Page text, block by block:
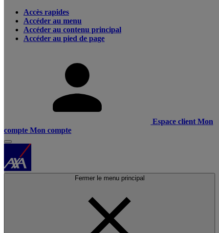
Accès rapides
Accéder au menu
Accéder au contenu principal
Accéder au pied de page
Espace client Mon
compte Mon compte
Fermer le menu principal